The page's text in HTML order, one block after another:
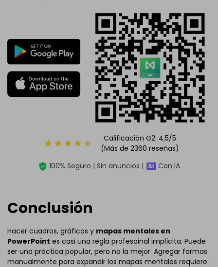
Calificación G2: 4,5/5
(Más de 2360 reseñas)
100% Seguro | Sin anuncios |
Con IA
Conclusión
Hacer cuadros, gráficos y mapas mentales en
PowerPoint es casi una regla profesoinal implícita. Puede
ser una práctica popular, pero no la mejor. Agregar formas
manualmente para expandir los mapas mentales requiere